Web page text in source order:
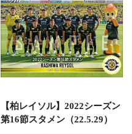
【柏レイソル】2022シーズン
第16節スタメン（22.5.29）